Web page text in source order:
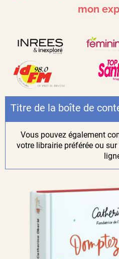
mon
Titre de la boîte de
Vous pouvez également
votre librairie préférée ou